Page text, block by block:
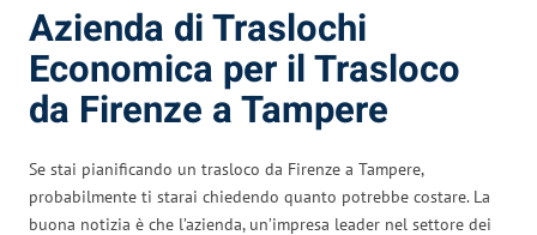
Azienda di Traslochi
Economica per il Trasloco
da Firenze a Tampere
Se stai pianificando un trasloco da Firenze a Tampere,
probabilmente ti starai chiedendo quanto potrebbe costare. La
buona notizia è che l’azienda, un’impresa leader nel settore dei